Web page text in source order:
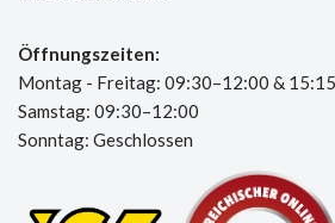
Öffnungszeiten:
Montag - Freitag: 09:30–12:00 &
Samstag: 09:30–12:00
Sonntag: Geschlossen